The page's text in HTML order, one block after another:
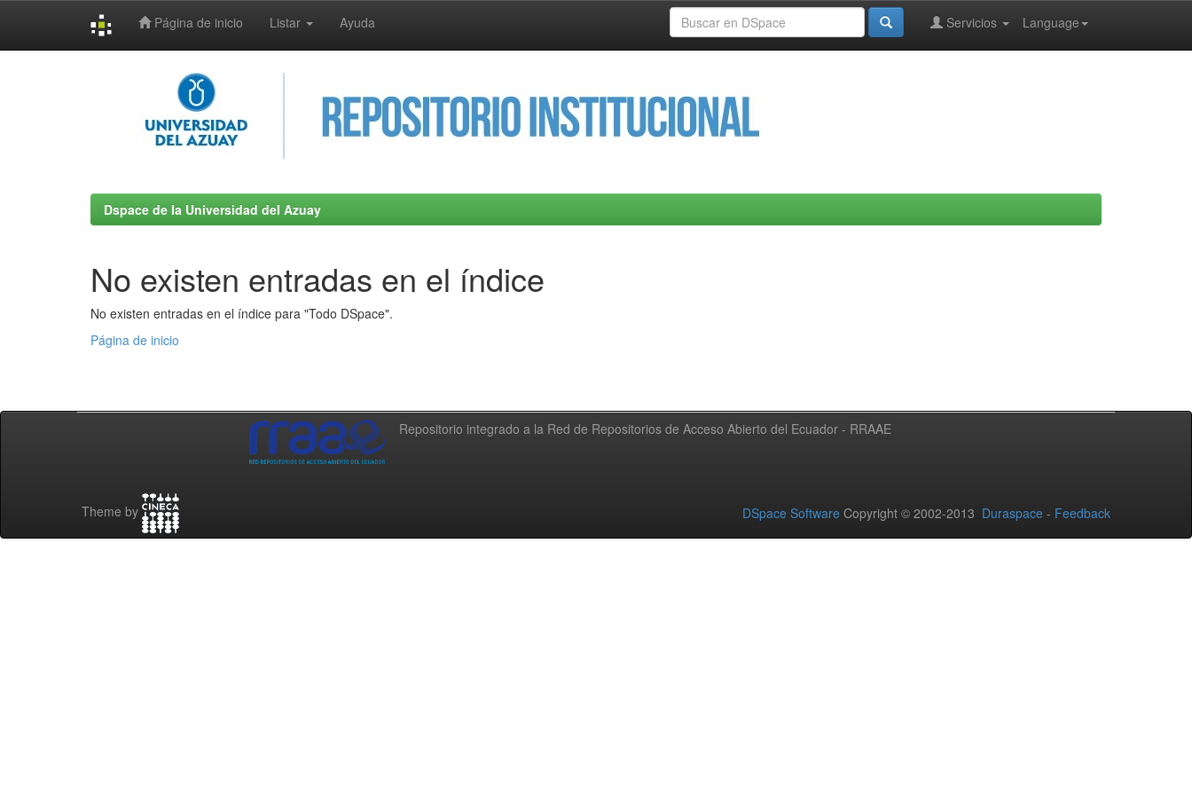
Página de inicio Listar Ayuda Language
Servicios
Dspace de la Universidad del Azuay
No existen entradas en el índice
No existen entradas en el índice para "Todo DSpace".
Página de inicio
Repositorio integrado a la Red de Repositorios de Acceso Abierto del Ecuador - RRAAE
Theme by DSpace Software Copyright © 2002-2013 Duraspace - Feedback